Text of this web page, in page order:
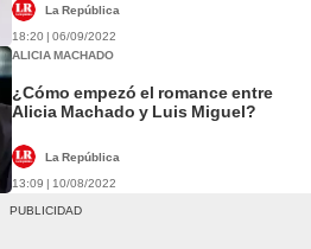
La República
18:20 | 06/09/2022
ALICIA MACHADO
¿Cómo empezó el romance entre
Alicia Machado y Luis Miguel?
La República
13:09 | 10/08/2022